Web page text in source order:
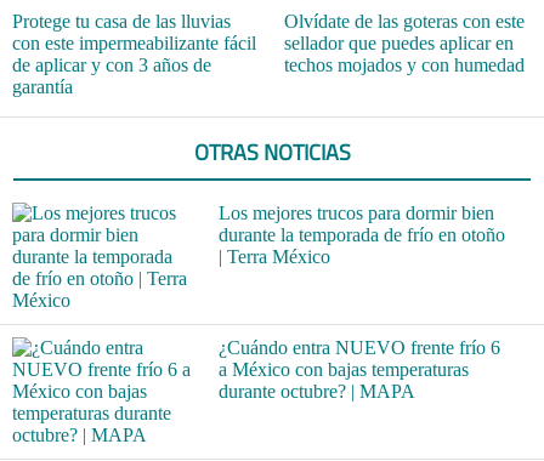
Protege tu casa de las lluvias
con este impermeabilizante fácil
de aplicar y con 3 años de
garantía
Olvídate de las goteras con este
sellador que puedes aplicar en
techos mojados y con humedad
OTRAS NOTICIAS
Los mejores trucos para dormir bien
durante la temporada de frío en otoño
| Terra México
¿Cuándo entra NUEVO frente frío 6
a México con bajas temperaturas
durante octubre? | MAPA